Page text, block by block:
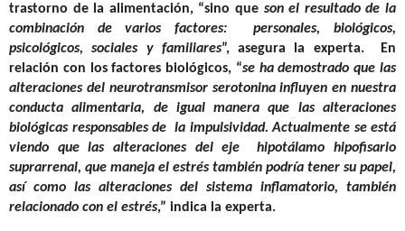
trastorno de la alimentación, “sino que son el resultado de la
combinación de varios factores: personales, biológicos,
psicológicos, sociales y familiares”, asegura la experta. En
relación con los factores biológicos, “se ha demostrado que las
alteraciones del neurotransmisor serotonina influyen en nuestra
conducta alimentaria, de igual manera que las alteraciones
biológicas responsables de la impulsividad. Actualmente se está
viendo que las alteraciones del eje hipotálamo hipofisario
suprarrenal, que maneja el estrés también podría tener su papel,
así como las alteraciones del sistema inflamatorio, también
relacionado con el estrés,” indica la experta.